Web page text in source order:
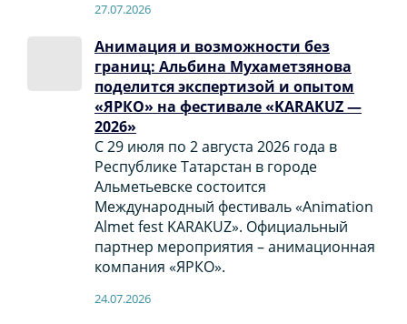
27.07.2026
Анимация и возможности без
границ: Альбина Мухаметзянова
поделится экспертизой и опытом
«ЯРКО» на фестивале «KARAKUZ —
2026»
С 29 июля по 2 августа 2026 года в
Республике Татарстан в городе
Альметьевске состоится
Международный фестиваль «Animation
Almet fest KARAKUZ». Официальный
партнер мероприятия – анимационная
компания «ЯРКО».
24.07.2026